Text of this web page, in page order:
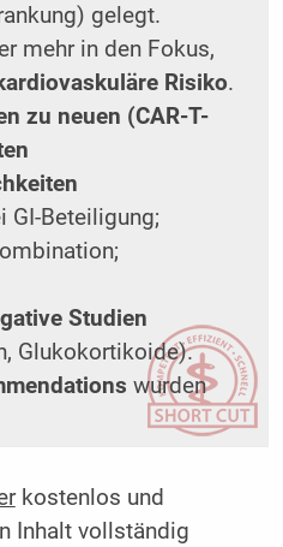
gelegt.
mehr in den Fokus,
Risiko.
zu neuen (CAR-T-
GI-Beteiligung;
Studien
Glukokortikoide).
wurden
kostenlos und
Inhalt vollständig